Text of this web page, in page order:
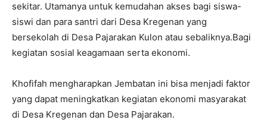
sekitar. Utamanya untuk kemudahan akses bagi siswa-
siswi dan para santri dari Desa Kregenan yang
bersekolah di Desa Pajarakan Kulon atau sebaliknya.Bagi
kegiatan sosial keagamaan serta ekonomi.
Khofifah mengharapkan Jembatan ini bisa menjadi faktor
yang dapat meningkatkan kegiatan ekonomi masyarakat
di Desa Kregenan dan Desa Pajarakan.